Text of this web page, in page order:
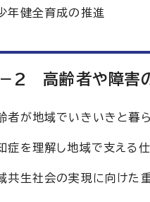
年健全育成の推進
2 高齢者や障害
者が地域でいきいきと暮
症を理解し地域で支える
共生社会の実現に向けた